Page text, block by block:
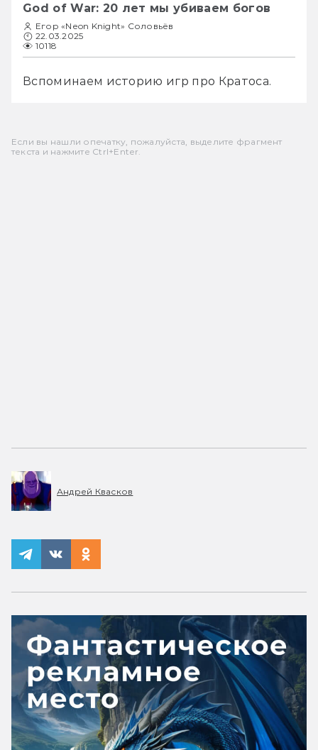
God of War: 20 лет мы убиваем богов
Егор «Neon Knight» Соловьёв
22.03.2025
10118
Вспоминаем историю игр про Кратоса.
Если вы нашли опечатку, пожалуйста, выделите фрагмент
текста и нажмите Ctrl+Enter.
Андрей Квасков